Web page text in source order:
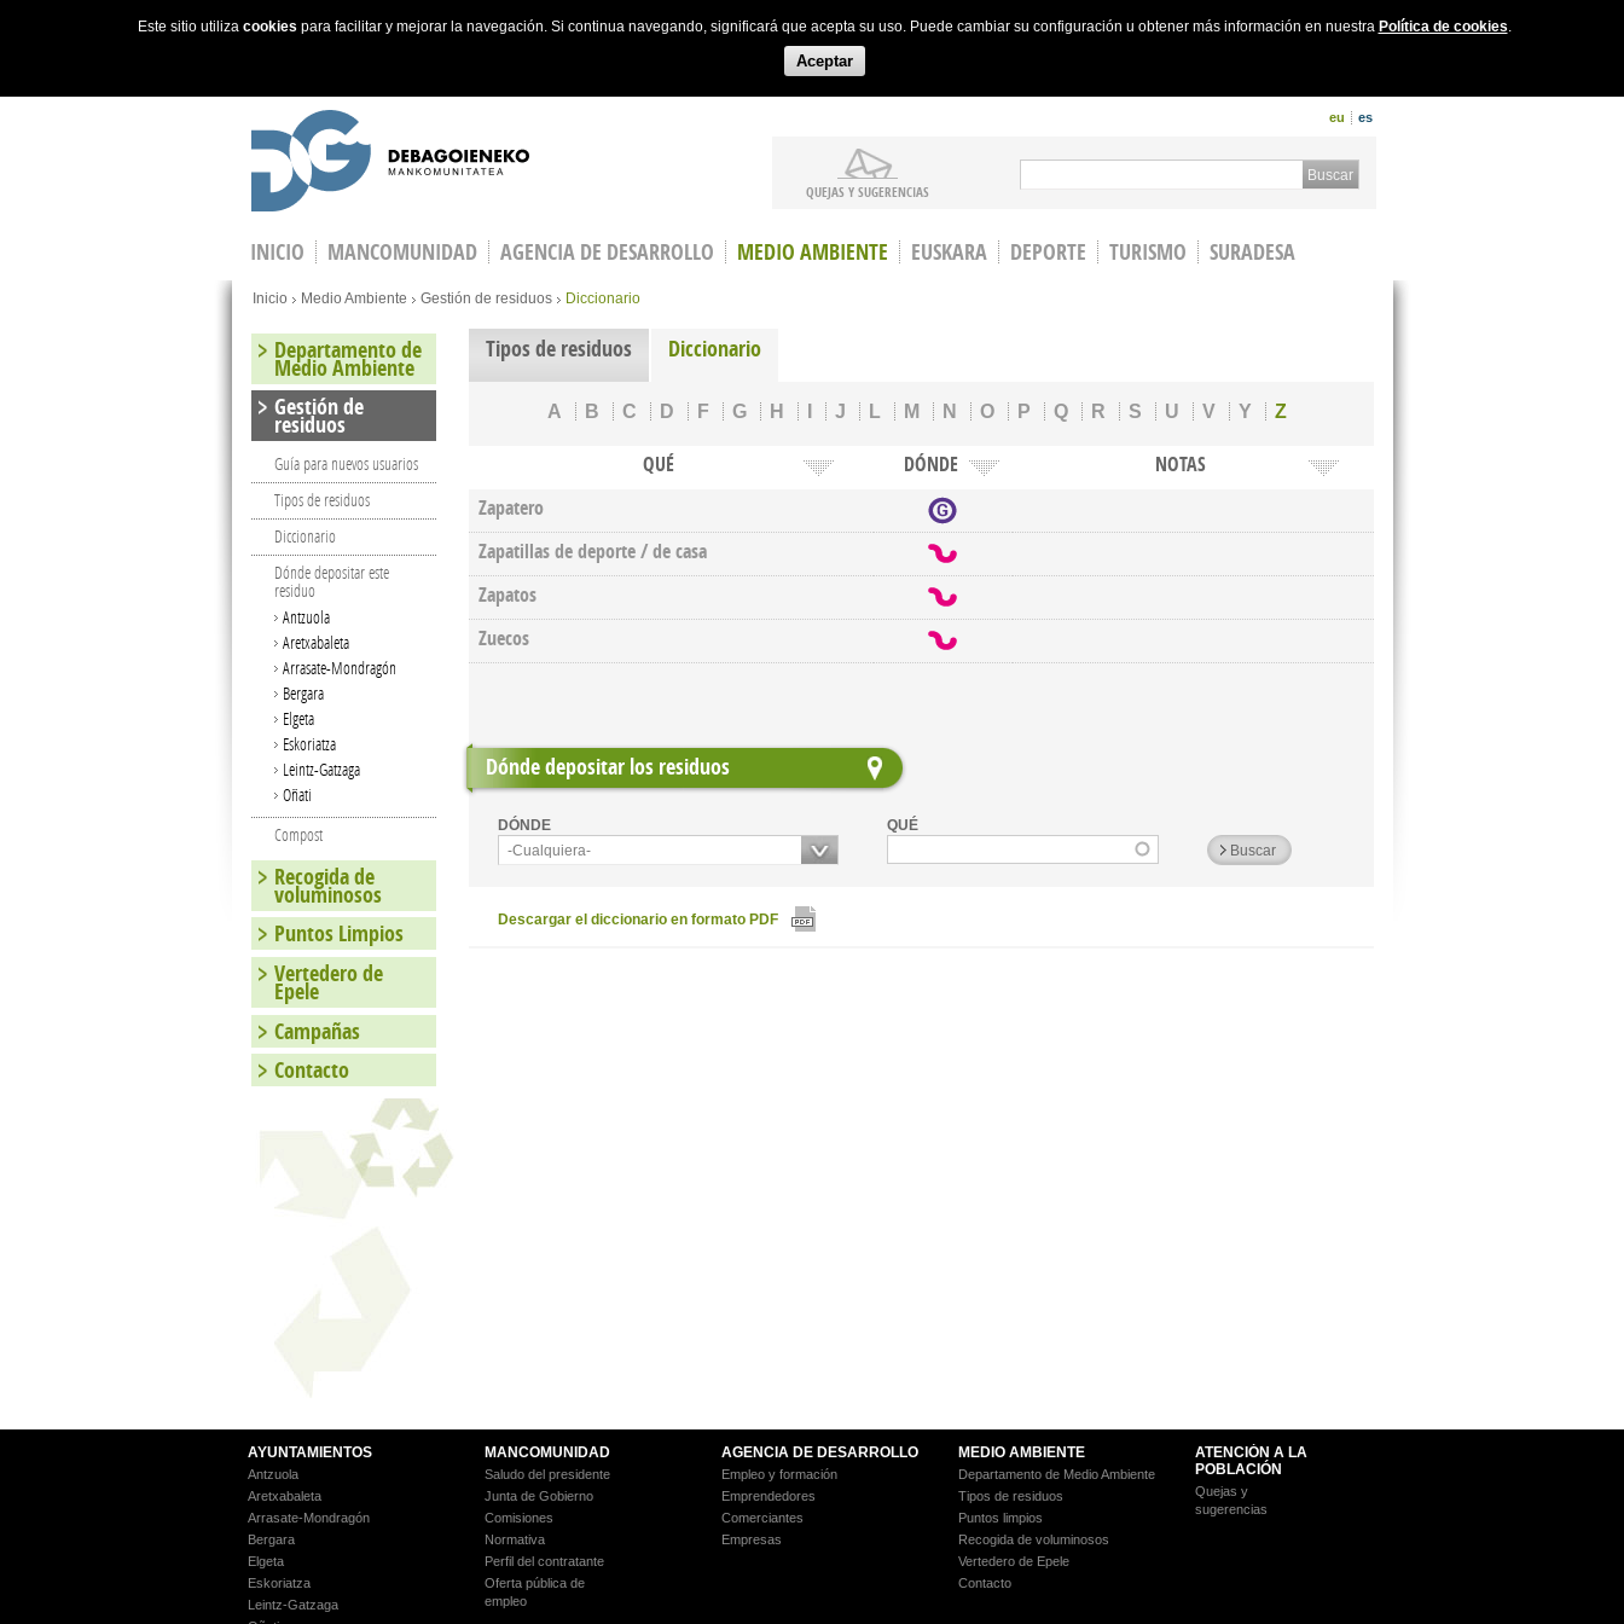
Este sitio utiliza cookies para facilitar y mejorar la navegación. Si continua navegando, significará que acepta su uso. Puede cambiar su configuración u obtener más información en nuestra Política de cookies.
Aceptar
eu es
QUEJAS Y SUGERENCIAS
Search form
INICIO MANCOMUNIDAD AGENCIA DE DESARROLLO MEDIO AMBIENTE EUSKARA DEPORTE TURISMO
SURADESA
You are here
Inicio Medio Ambiente Gestión de residuos Diccionario
Tipos de residuos Diccionario
A B C D F G H J L M N O P Q R S U V Y Z
QUÉ DÓNDE
NOTAS
Zapatero
Zapatillas de deporte / de casa
Zapatos
Zuecos
Dónde depositar los residuos
DÓNDE
-Cualquiera-
QUÉ
Descargar el diccionario en formato PDF
Departamento de
Medio Ambiente
Gestión de
residuos
Guía para nuevos usuarios
Tipos de residuos
Diccionario
Dónde depositar este
residuo
Antzuola
Aretxabaleta
Arrasate-Mondragón
Bergara
Elgeta
Eskoriatza
Leintz-Gatzaga
Oñati
Compost
Recogida de
voluminosos
Puntos Limpios
Vertedero de
Epele
Campañas
Contacto
AYUNTAMIENTOS
Antzuola
Aretxabaleta
Arrasate-Mondragón
Bergara
Elgeta
Eskoriatza
Leintz-Gatzaga
MANCOMUNIDAD
Saludo del presidente
Junta de Gobierno
Comisiones
Normativa
Perfil del contratante
Oferta pública de
empleo
AGENCIA DE DESARROLLO
Empleo y formación
Emprendedores
Comerciantes
Empresas
MEDIO AMBIENTE
Departamento de Medio Ambiente
Tipos de residuos
Puntos limpios
Recogida de voluminosos
Vertedero de Epele
Contacto
ATENCIÓN A LA
POBLACIÓN
Quejas y
sugerencias